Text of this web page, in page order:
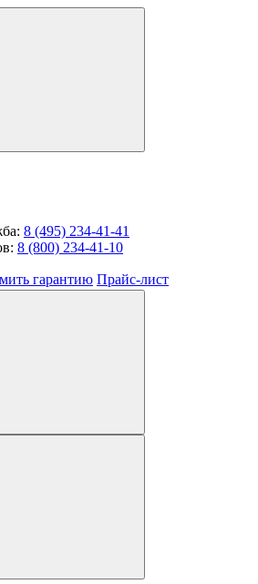
8 (495) 234-41-41
8 (800) 234-41-10
гарантию Прайс-лист